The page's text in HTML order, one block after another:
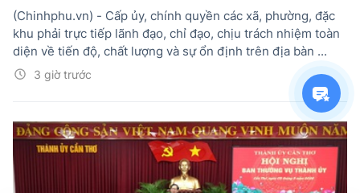
3 giờ trước
(Chinhphu.vn) - Cấp ủy, chính quyền các xã, phường, đặc
khu phải trực tiếp lãnh đạo, chỉ đạo, chịu trách nhiệm toàn
diện về tiến độ, chất lượng và sự ổn định trên địa bàn ...